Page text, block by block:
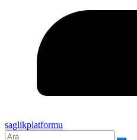
saglikplatformu